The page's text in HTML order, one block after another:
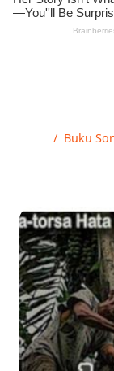
Buku